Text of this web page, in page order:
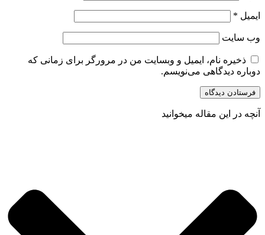
ایمیل *
وب‌ سایت
ذخیره نام، ایمیل و وبسایت من در مرورگر برای زمانی که
دوباره دیدگاهی می‌نویسم.
آنچه در این مقاله میخوانید